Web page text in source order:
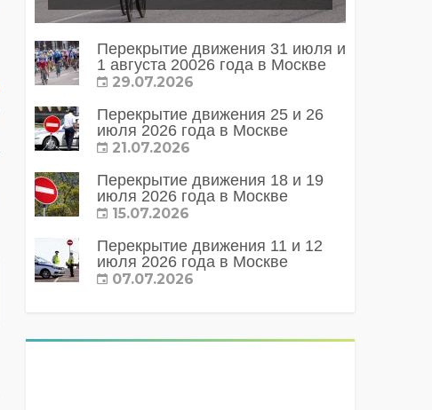
Перекрытие движения 31 июля и
1 августа 20026 года в Москве
29.07.2026
Перекрытие движения 25 и 26
июля 2026 года в Москве
21.07.2026
Перекрытие движения 18 и 19
июля 2026 года в Москве
15.07.2026
Перекрытие движения 11 и 12
июля 2026 года в Москве
07.07.2026